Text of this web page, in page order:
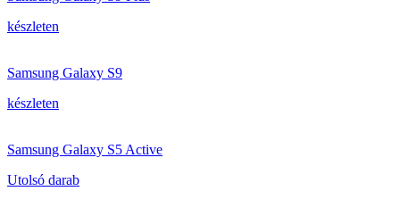
készleten
Samsung Galaxy S9
készleten
Samsung Galaxy S5 Active
Utolsó darab